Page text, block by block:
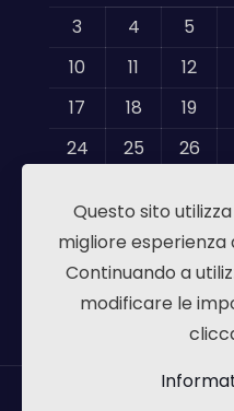
3
4 5
10
11 12
17
18 19
24
25 26
« Mag
Questo sito
migliore esperienza
Continuando a
modificare le